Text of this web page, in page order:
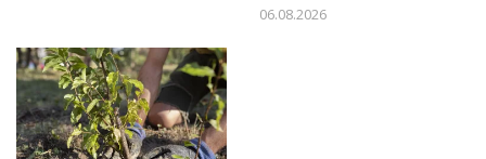
06.08.2026